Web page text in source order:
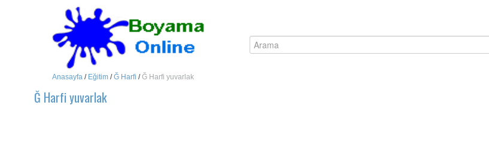
Anasayfa / Eğitim /Ğ Harfi /Ğ Harfi yuvarlak
Ğ Harfi yuvarlak